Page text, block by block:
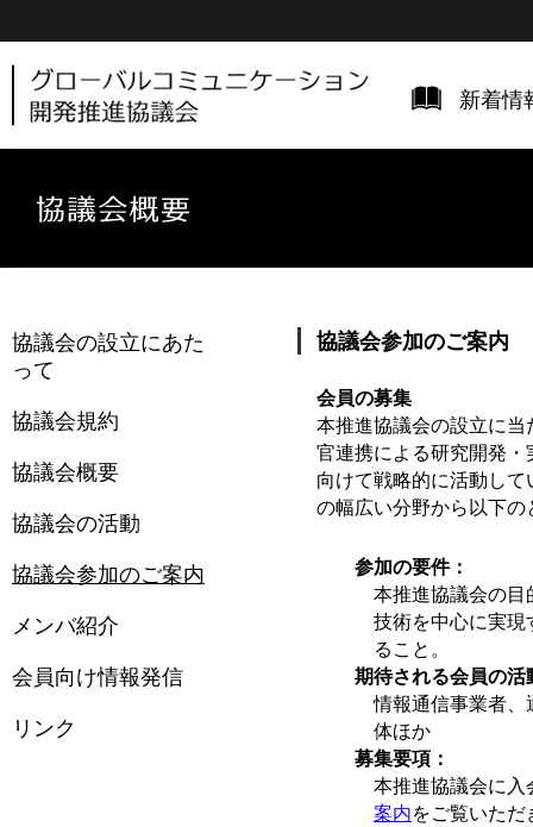
新着情
協議会参加のご案内
会員の募集
本推進協議会の設立に
官連携による研究開発
向けて戦略的に活動し
の幅広い分野から以下
参加の要件：
本推進協議会の
技術を中心に実
ること。
期待される会員の活
情報通信事業者
体ほか
募集要項：
本推進協議会に
案内をご覧いた
協議会の設立にあた
って
協議会規約
協議会概要
協議会の活動
協議会参加のご案内
メンバ紹介
会員向け情報発信
リンク